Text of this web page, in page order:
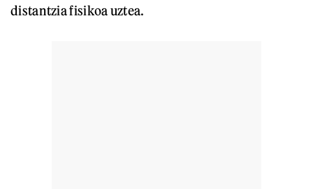
distantzia fisikoa uztea.